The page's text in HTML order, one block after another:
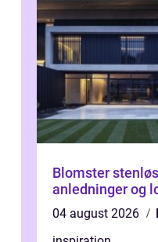
Blomster stenløse
anledninger og
04 august 2026